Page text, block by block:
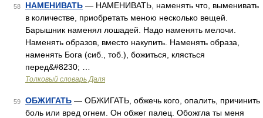
58 НАМЕНИВАТЬ — НАМЕНИВАТЬ, наменять что, выменивать
в количестве, приобретать меною несколько вещей.
Барышник наменял лошадей. Надо наменять мелочи.
Наменять образов, вместо накупить. Наменять образа,
наменять Бога (сиб., тоб.), божиться, клясться
перед&#8230; …
Толковый словарь Даля
59 ОБЖИГАТЬ — ОБЖИГАТЬ, обжечь кого, опалить, причинить
боль или вред огнем. Он обжег палец. Обожгла ты меня